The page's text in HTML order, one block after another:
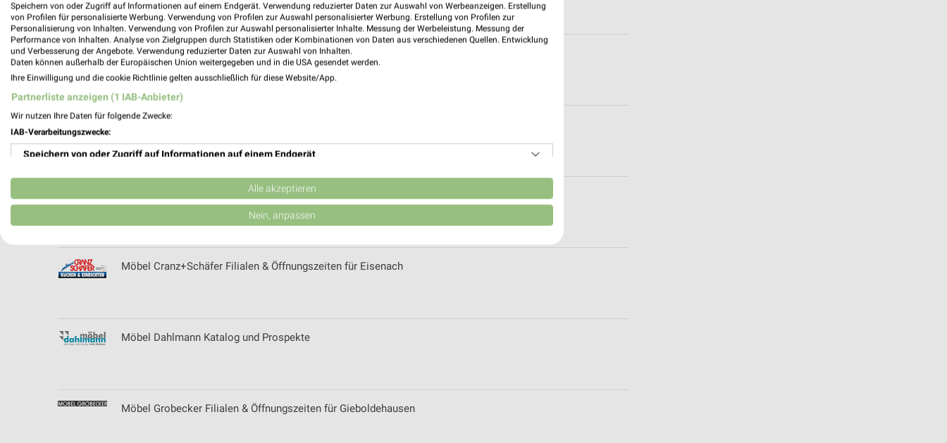
Mäc-Geiz Prospekte mit Top Angeboten für Mühlhausen
Möbel Bödewig Filialen & Öffnungszeiten für Edersleben
Möbel Cranz+Schäfer Filialen & Öffnungszeiten für Eisenach
Möbel Dahlmann Katalog und Prospekte
Möbel Grobecker Filialen & Öffnungszeiten für Gieboldehausen
Speichern von oder Zugriff auf Informationen auf einem Endgerät. Verwendung reduzierter Daten zur Auswahl von Werbeanzeigen. Erstellung
von Profilen für personalisierte Werbung. Verwendung von Profilen zur Auswahl personalisierter Werbung. Erstellung von Profilen zur
Personalisierung von Inhalten. Verwendung von Profilen zur Auswahl personalisierter Inhalte. Messung der Werbeleistung. Messung der
Performance von Inhalten. Analyse von Zielgruppen durch Statistiken oder Kombinationen von Daten aus verschiedenen Quellen. Entwicklung
und Verbesserung der Angebote. Verwendung reduzierter Daten zur Auswahl von Inhalten.
Daten können außerhalb der Europäischen Union weitergegeben und in die USA gesendet werden.
Ihre Einwilligung und die cookie Richtlinie gelten ausschließlich für diese Website/App.
Partnerliste anzeigen (1 IAB-Anbieter)
Wir nutzen Ihre Daten für folgende Zwecke:
IAB-Verarbeitungszwecke:
Speichern von oder Zugriff auf Informationen auf einem Endgerät
Verwendung reduzierter Daten zur Auswahl von Werbeanzeigen
Erstellung von Profilen für personalisierte Werbung
Erstellung von Profilen zur Personalisierung von Inhalten
Alle akzeptieren
Nein, anpassen